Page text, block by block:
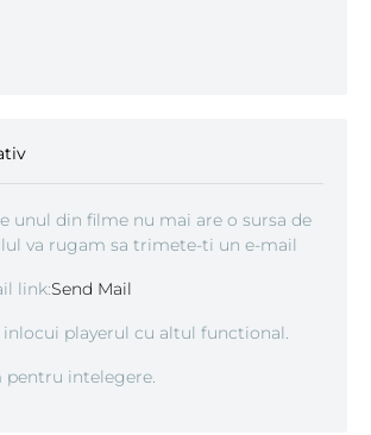
unul din filme nu mai are o sursa de
va rugam sa trimete-ti un e-mail
link:Send Mail
playerul cu altul functional.
intelegere.